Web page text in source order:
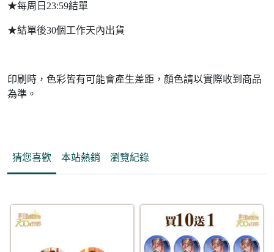
★每周日23:59結單
★結單後30個工作天內出貨
印刷時，色彩皆有可能會產生差距，顏色請以實際收到商品
為準。
猜您喜歡 本站熱銷 瀏覽紀錄